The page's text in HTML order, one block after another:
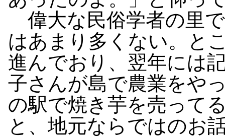
偉大な民俗学者の里
はあまり多くない。と
進んでおり、翌年には
子さんが島で農業をや
の駅で焼き芋を売って
と、地元ならではのお